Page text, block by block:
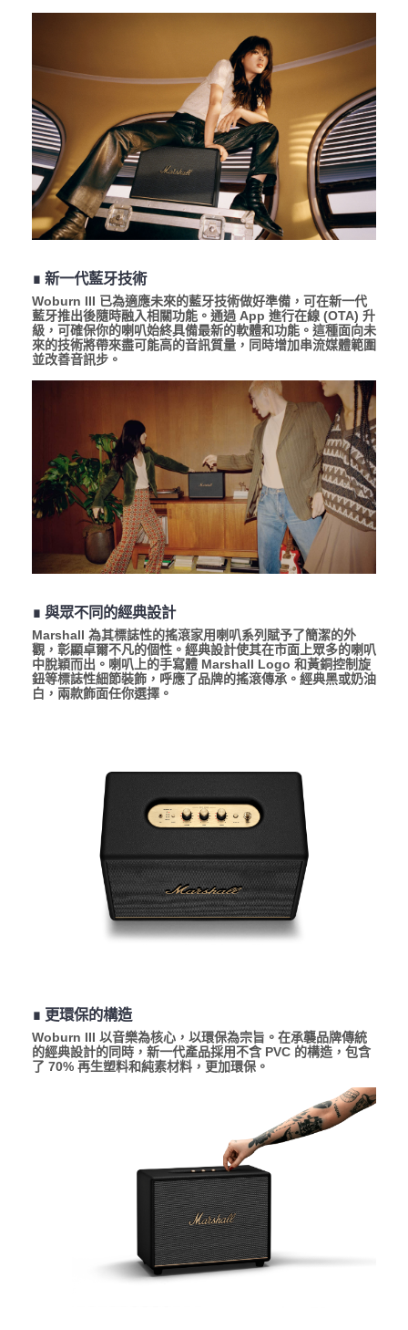
∎ 新一代藍牙技術
Woburn III 已為適應未來的藍牙技術做好準備，可在新一代
藍牙推出後隨時融入相關功能。通過 App 進行在線 (OTA) 升
級，可確保你的喇叭始終具備最新的軟體和功能。這種面向未
來的技術將帶來盡可能高的音訊質量，同時增加串流媒體範圍
並改善音訊步。
∎ 與眾不同的經典設計
Marshall 為其標誌性的搖滾家用喇叭系列賦予了簡潔的外
觀，彰顯卓爾不凡的個性。經典設計使其在市面上眾多的喇叭
中脫穎而出。喇叭上的手寫體 Marshall Logo 和黃銅控制旋
鈕等標誌性細節裝飾，呼應了品牌的搖滾傳承。經典黑或奶油
白，兩款飾面任你選擇。
∎ 更環保的構造
Woburn III 以音樂為核心，以環保為宗旨。在承襲品牌傳統
的經典設計的同時，新一代產品採用不含 PVC 的構造，包含
了 70% 再生塑料和純素材料，更加環保。